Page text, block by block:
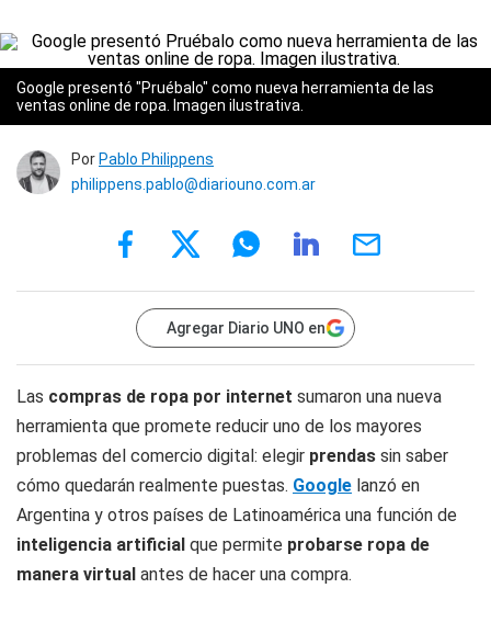
Google presentó "Pruébalo" como nueva herramienta de las
ventas online de ropa. Imagen ilustrativa.
Por Pablo Philippens
philippens.pablo@diariouno.com.ar
Agregar Diario UNO en
Las compras de ropa por internet sumaron una nueva
herramienta que promete reducir uno de los mayores
problemas del comercio digital: elegir prendas sin saber
cómo quedarán realmente puestas. Google lanzó en
Argentina y otros países de Latinoamérica una función de
inteligencia artificial que permite probarse ropa de
manera virtual antes de hacer una compra.